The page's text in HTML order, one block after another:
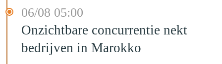
06/08 05:00
Onzichtbare concurrentie nekt
bedrijven in Marokko